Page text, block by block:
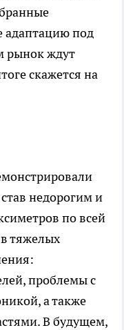
адаптацию под
рынок ждут
скажется на
недорогим и
по всей
тяжелых
проблемы с
а также
В будущем,